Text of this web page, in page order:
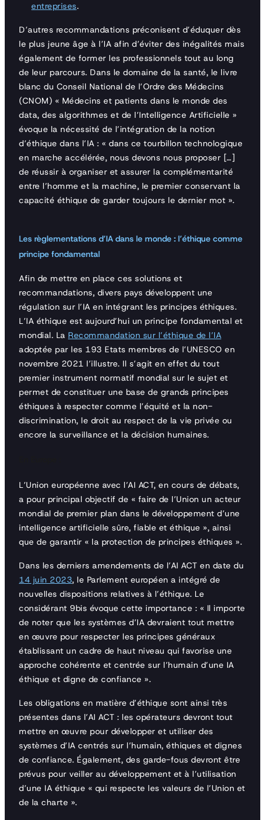
entreprises.
D’autres recommandations préconisent d’éduquer dès
le plus jeune âge à l’IA afin d’éviter des inégalités mais
également de former les professionnels tout au long
de leur parcours. Dans le domaine de la santé, le livre
blanc du Conseil National de l’Ordre des Médecins
(CNOM) « Médecins et patients dans le monde des
data, des algorithmes et de l’Intelligence Artificielle »
évoque la nécessité de l’intégration de la notion
d’éthique dans l’IA : « dans ce tourbillon technologique
en marche accélérée, nous devons nous proposer […]
de réussir à organiser et assurer la complémentarité
entre l’homme et la machine, le premier conservant la
capacité éthique de garder toujours le dernier mot ».
Les règlementations d’IA dans le monde : l’éthique comme
principe fondamental
Afin de mettre en place ces solutions et
recommandations, divers pays développent une
régulation sur l’IA en intégrant les principes éthiques.
L’IA éthique est aujourd’hui un principe fondamental et
mondial. La Recommandation sur l’éthique de l’IA
adoptée par les 193 Etats membres de l’UNESCO en
novembre 2021 l’illustre. Il s’agit en effet du tout
premier instrument normatif mondial sur le sujet et
permet de constituer une base de grands principes
éthiques à respecter comme l’équité et la non-
discrimination, le droit au respect de la vie privée ou
encore la surveillance et la décision humaines.
L’Union européenne avec l’AI ACT, en cours de débats,
a pour principal objectif de « faire de l’Union un acteur
mondial de premier plan dans le développement d’une
intelligence artificielle sûre, fiable et éthique », ainsi
que de garantir « la protection de principes éthiques ».
Dans les derniers amendements de l’AI ACT en date du
14 juin 2023, le Parlement européen a intégré de
nouvelles dispositions relatives à l’éthique. Le
considérant 9bis évoque cette importance : « Il importe
de noter que les systèmes d’IA devraient tout mettre
en œuvre pour respecter les principes généraux
établissant un cadre de haut niveau qui favorise une
approche cohérente et centrée sur l’humain d’une IA
éthique et digne de confiance ».
Les obligations en matière d’éthique sont ainsi très
présentes dans l’AI ACT : les opérateurs devront tout
mettre en œuvre pour développer et utiliser des
systèmes d’IA centrés sur l’humain, éthiques et dignes
de confiance. Également, des garde-fous devront être
prévus pour veiller au développement et à l’utilisation
d’une IA éthique « qui respecte les valeurs de l’Union et
de la charte ».